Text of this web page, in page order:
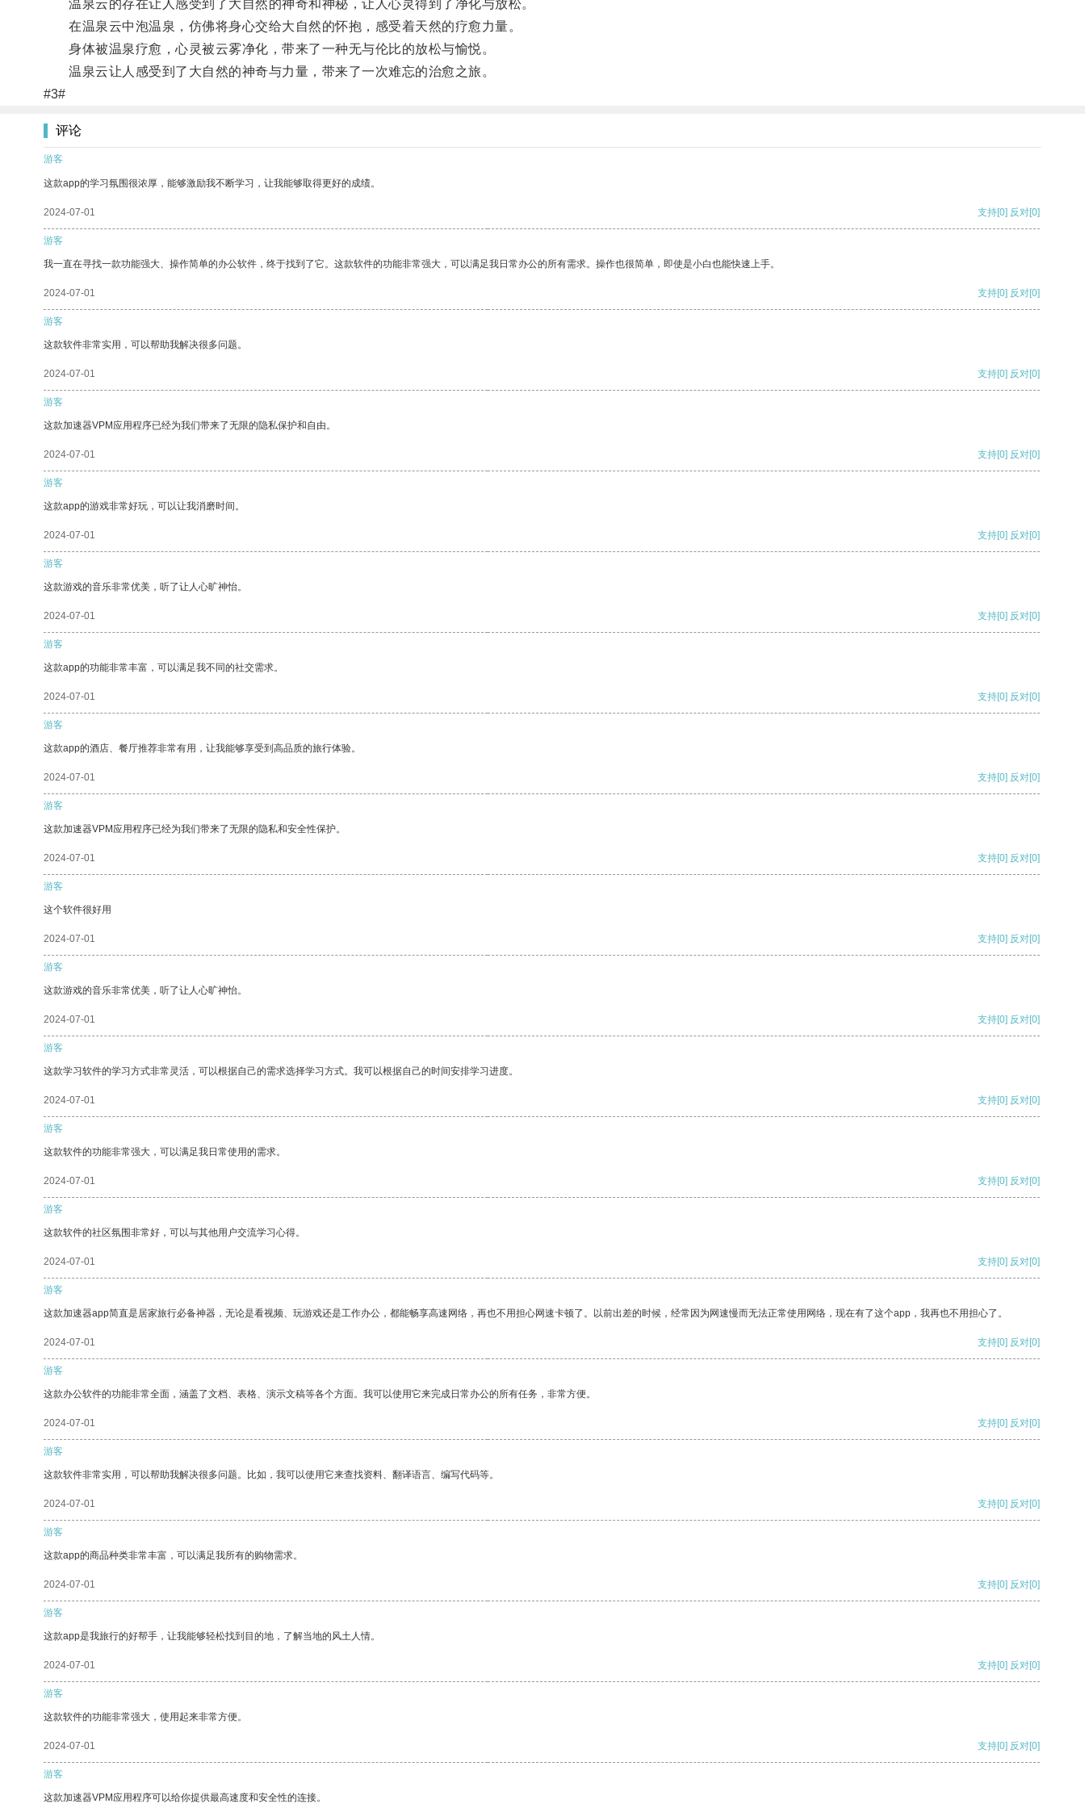
温泉云的存在让人感受到了大自然的神奇和神秘，让人心灵得到了净化与放松。
在温泉云中泡温泉，仿佛将身心交给大自然的怀抱，感受着天然的疗愈力量。
身体被温泉疗愈，心灵被云雾净化，带来了一种无与伦比的放松与愉悦。
温泉云让人感受到了大自然的神奇与力量，带来了一次难忘的治愈之旅。
#3#
评论
游客
这款app的学习氛围很浓厚，能够激励我不断学习，让我能够取得更好的成绩。
2024-07-01 支持[0] 反对[0]
游客
我一直在寻找一款功能强大、操作简单的办公软件，终于找到了它。这款软件的功能非常强大，可以满足我日常办公的所有需求。操作也很简单，即使是小白也能快速上手。
2024-07-01 支持[0] 反对[0]
游客
这款软件非常实用，可以帮助我解决很多问题。
2024-07-01 支持[0] 反对[0]
游客
这款加速器VPM应用程序已经为我们带来了无限的隐私保护和自由。
2024-07-01 支持[0] 反对[0]
游客
这款app的游戏非常好玩，可以让我消磨时间。
2024-07-01 支持[0] 反对[0]
游客
这款游戏的音乐非常优美，听了让人心旷神怡。
2024-07-01 支持[0] 反对[0]
游客
这款app的功能非常丰富，可以满足我不同的社交需求。
2024-07-01 支持[0] 反对[0]
游客
这款app的酒店、餐厅推荐非常有用，让我能够享受到高品质的旅行体验。
2024-07-01 支持[0] 反对[0]
游客
这款加速器VPM应用程序已经为我们带来了无限的隐私和安全性保护。
2024-07-01 支持[0] 反对[0]
游客
这个软件很好用
2024-07-01 支持[0] 反对[0]
游客
这款游戏的音乐非常优美，听了让人心旷神怡。
2024-07-01 支持[0] 反对[0]
游客
这款学习软件的学习方式非常灵活，可以根据自己的需求选择学习方式。我可以根据自己的时间安排学习进度。
2024-07-01 支持[0] 反对[0]
游客
这款软件的功能非常强大，可以满足我日常使用的需求。
2024-07-01 支持[0] 反对[0]
游客
这款软件的社区氛围非常好，可以与其他用户交流学习心得。
2024-07-01 支持[0] 反对[0]
游客
这款加速器app简直是居家旅行必备神器，无论是看视频、玩游戏还是工作办公，都能畅享高速网络，再也不用担心网速卡顿了。以前出差的时候，经常因为网速慢而无法正常使用网络，现在有了这个app，我再也不用担心了。
2024-07-01 支持[0] 反对[0]
游客
这款办公软件的功能非常全面，涵盖了文档、表格、演示文稿等各个方面。我可以使用它来完成日常办公的所有任务，非常方便。
2024-07-01 支持[0] 反对[0]
游客
这款软件非常实用，可以帮助我解决很多问题。比如，我可以使用它来查找资料、翻译语言、编写代码等。
2024-07-01 支持[0] 反对[0]
游客
这款app的商品种类非常丰富，可以满足我所有的购物需求。
2024-07-01 支持[0] 反对[0]
游客
这款app是我旅行的好帮手，让我能够轻松找到目的地，了解当地的风土人情。
2024-07-01 支持[0] 反对[0]
游客
这款软件的功能非常强大，使用起来非常方便。
2024-07-01 支持[0] 反对[0]
游客
这款加速器VPM应用程序可以给你提供最高速度和安全性的连接。